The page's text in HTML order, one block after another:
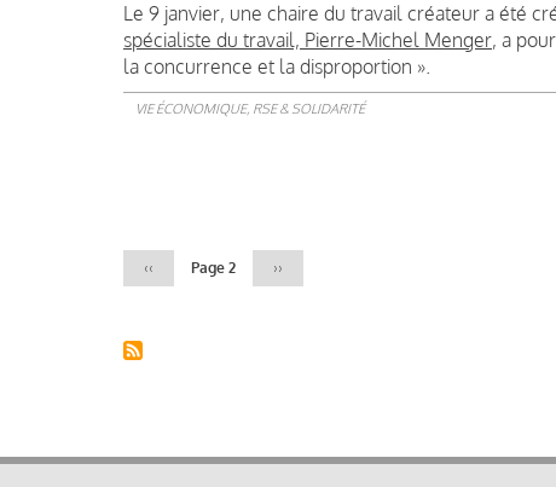
Le 9 janvier, une chaire du travail créateur a été
spécialiste du travail, Pierre-Michel Menger, a
la concurrence et la disproportion ».
VIE ÉCONOMIQUE, RSE & SOLIDARITÉ
Page
précédente
‹‹ Page 2
Page
suivante
››